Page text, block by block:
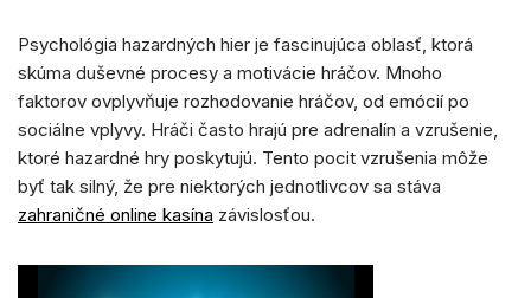
Psychológia hazardných hier je fascinujúca oblasť, ktorá
skúma duševné procesy a motivácie hráčov. Mnoho
faktorov ovplyvňuje rozhodovanie hráčov, od emócií po
sociálne vplyvy. Hráči často hrajú pre adrenalín a vzrušenie,
ktoré hazardné hry poskytujú. Tento pocit vzrušenia môže
byť tak silný, že pre niektorých jednotlivcov sa stáva
zahraničné online kasína závislosťou.